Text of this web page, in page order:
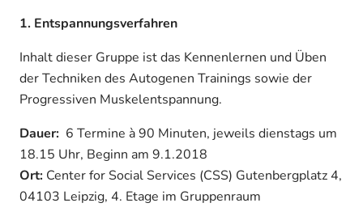
1. Entspannungsverfahren
Inhalt dieser Gruppe ist das Kennenlernen und Üben
der Techniken des Autogenen Trainings sowie der
Progressiven Muskelentspannung.
Dauer: 6 Termine à 90 Minuten, jeweils dienstags um
18.15 Uhr, Beginn am 9.1.2018
Ort: Center for Social Services (CSS) Gutenbergplatz 4,
04103 Leipzig, 4. Etage im Gruppenraum